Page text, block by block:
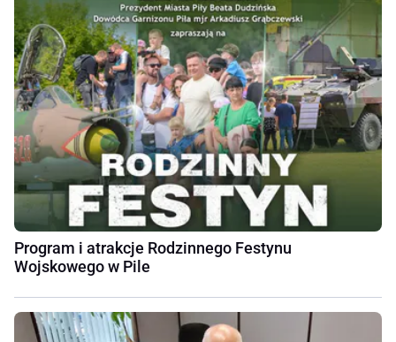
Program i atrakcje Rodzinnego Festynu
Wojskowego w Pile